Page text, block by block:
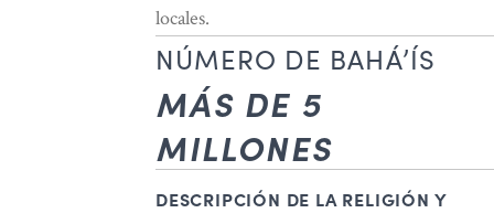
locales.
NÚMERO DE BAHÁ’ÍS
MÁS DE 5
MILLONES
DESCRIPCIÓN DE LA RELIGIÓN Y